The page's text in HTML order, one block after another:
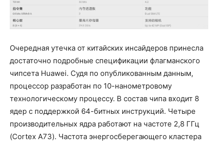
Очередная утечка от китайских инсайдеров принесла
достаточно подробные спецификации флагманского
чипсета Huawei. Судя по опубликованным данным,
процессор разработан по 10-нанометровому
технологическому процессу. В состав чипа входит 8
ядер с поддержкой 64-битных инструкций. Четыре
производительных ядра работают на частоте 2,8 ГГц
(Cortex A73). Частота энергосберегающего кластера